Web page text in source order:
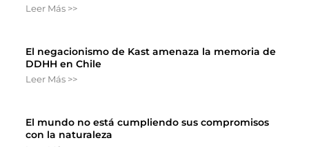
Leer Más >>
El negacionismo de Kast amenaza la memoria de
DDHH en Chile
Leer Más >>
El mundo no está cumpliendo sus compromisos
con la naturaleza